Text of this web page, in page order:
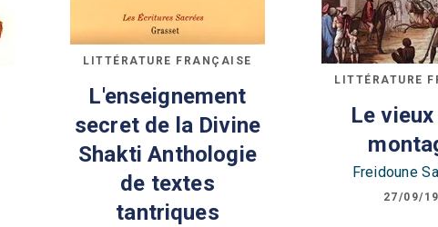
LITTÉRATURE FRANÇAISE
L'enseignement
secret de la Divine
Shakti Anthologie
de textes
tantriques
LITTÉRATURE
Le
Freidoune
27/09/